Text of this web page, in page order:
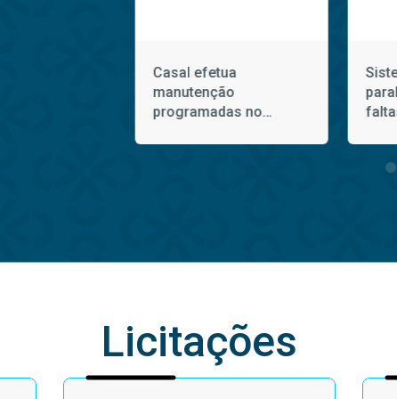
Casal efetua
manutenção
programadas no
Licitações